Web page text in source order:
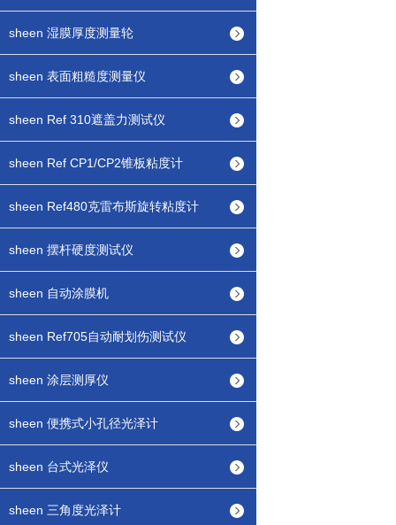
sheen 湿膜厚度测量轮
sheen 表面粗糙度测量仪
sheen Ref 310遮盖力测试仪
sheen Ref CP1/CP2锥板粘度计
sheen Ref480克雷布斯旋转粘度计
sheen 摆杆硬度测试仪
sheen 自动涂膜机
sheen Ref705自动耐划伤测试仪
sheen 涂层测厚仪
sheen 便携式小孔径光泽计
sheen 台式光泽仪
sheen 三角度光泽计